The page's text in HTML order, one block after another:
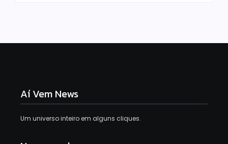
Aí Vem News
Um universo inteiro em alguns cliques.